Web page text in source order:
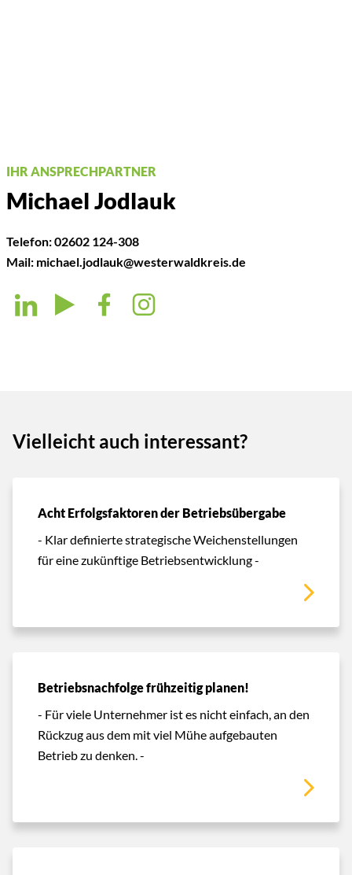
IHR ANSPRECHPARTNER
Michael Jodlauk
Telefon:02602 124-308
Mail: michael.jodlauk@westerwaldkreis.de
Vielleicht auch interessant?
Acht Erfolgsfaktoren der Betriebsübergabe
- Klar definierte strategische Weichenstellungen
für eine zukünftige Betriebsentwicklung -
Betriebsnachfolge frühzeitig planen!
- Für viele Unternehmer ist es nicht einfach, an den
Rückzug aus dem mit viel Mühe aufgebauten
Betrieb zu denken. -